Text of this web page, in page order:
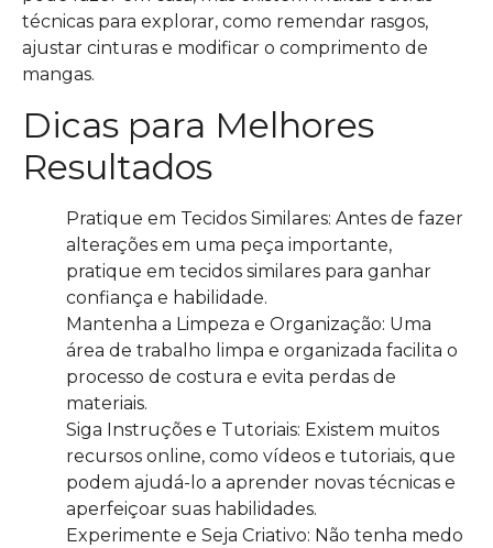
técnicas para explorar, como remendar rasgos,
ajustar cinturas e modificar o comprimento de
mangas.
Dicas para Melhores
Resultados
Pratique em Tecidos Similares: Antes de fazer
alterações em uma peça importante,
pratique em tecidos similares para ganhar
confiança e habilidade.
Mantenha a Limpeza e Organização: Uma
área de trabalho limpa e organizada facilita o
processo de costura e evita perdas de
materiais.
Siga Instruções e Tutoriais: Existem muitos
recursos online, como vídeos e tutoriais, que
podem ajudá-lo a aprender novas técnicas e
aperfeiçoar suas habilidades.
Experimente e Seja Criativo: Não tenha medo